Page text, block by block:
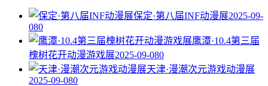
保定·第八届INF动漫展2025-09-
080
鹰潭·10.4第三届
槐树花开动漫游戏展2025-09-080
天津·漫潮次元游戏动漫展
2025-09-080